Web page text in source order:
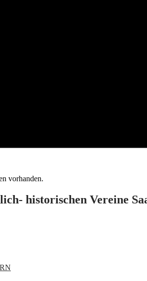
vorhanden.
historischen Vereine